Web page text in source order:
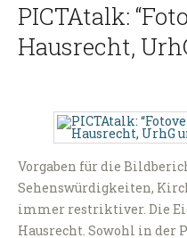
PICTAtalk:
Hausrecht,
Vorgaben für die
Sehenswürdigkeiten,
immer restriktiver. Die
Hausrecht. Sowohl in der